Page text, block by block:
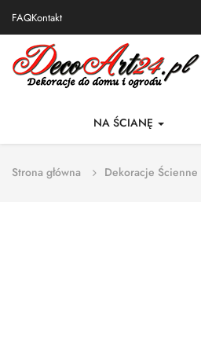
FAQKontakt
NA ŚCIANĘ
Strona główna Dekoracje Ścienne